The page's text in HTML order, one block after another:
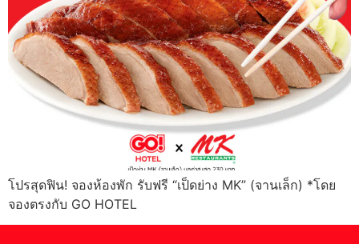
โปรสุดฟิน! จองห้องพัก รับฟรี “เป็ดย่าง MK” (จานเล็ก) *โดย
จองตรงกับ GO HOTEL